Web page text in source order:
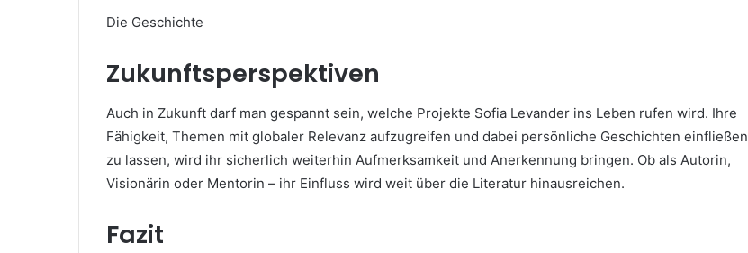
Die Geschichte
Zukunftsperspektiven
Auch in Zukunft darf man gespannt sein, welche Projekte Sofia Levander ins Leben rufen wird. Ihre
Fähigkeit, Themen mit globaler Relevanz aufzugreifen und dabei persönliche Geschichten einfließen
zu lassen, wird ihr sicherlich weiterhin Aufmerksamkeit und Anerkennung bringen. Ob als Autorin,
Visionärin oder Mentorin – ihr Einfluss wird weit über die Literatur hinausreichen.
Fazit